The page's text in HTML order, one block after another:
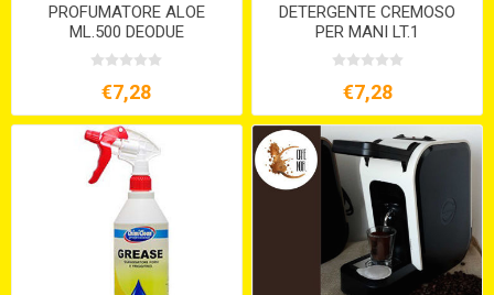
PROFUMATORE ALOE
ML.500 DEODUE
€7,28
DETERGENTE CREMOSO
PER MANI LT.1
€7,28